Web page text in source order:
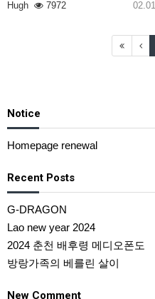
Hugh 7972 02.01
Notice
Homepage renewal
Recent Posts
G-DRAGON
Lao new year 2024
2024 춘천 배후령 메디오폰도
방랑가족의 베를린 살이
New Comment